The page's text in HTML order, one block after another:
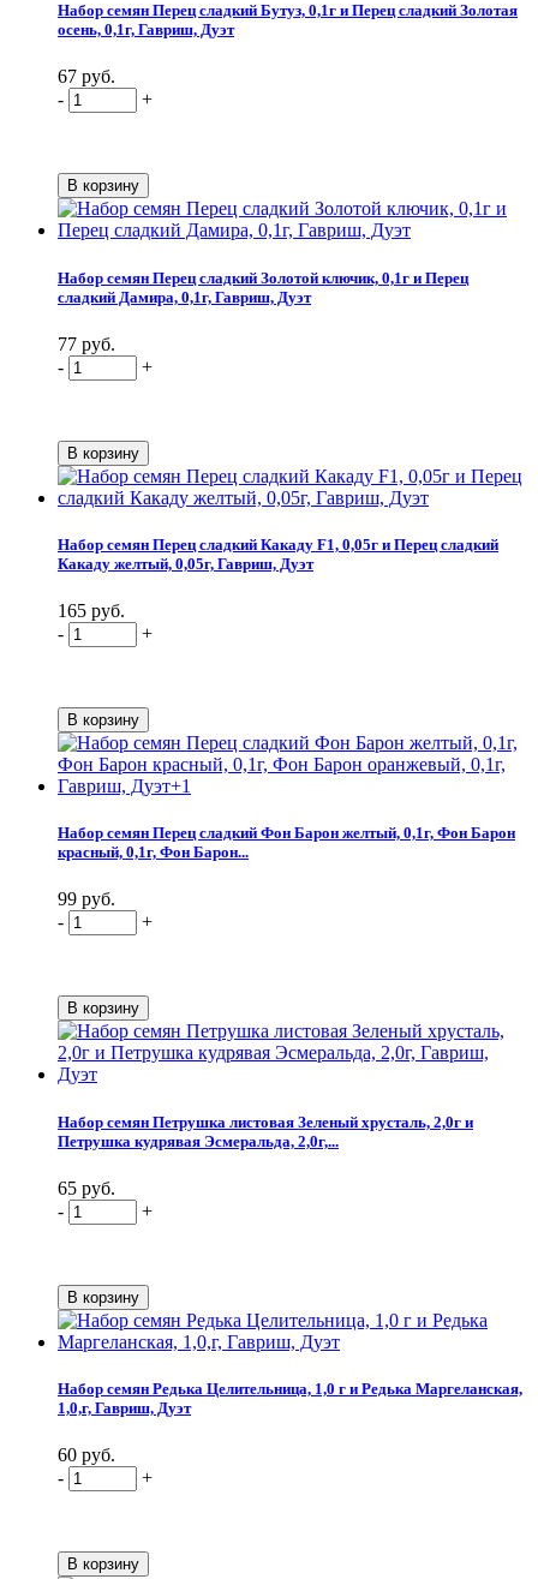
Набор семян Перец сладкий Бутуз, 0,1г и Перец сладкий Золотая
осень, 0,1г, Гавриш, Дуэт
67 руб.
-
+
Набор семян Перец сладкий Золотой ключик, 0,1г и Перец
сладкий Дамира, 0,1г, Гавриш, Дуэт
77 руб.
-
+
Набор семян Перец сладкий Какаду F1, 0,05г и Перец сладкий
Какаду желтый, 0,05г, Гавриш, Дуэт
165 руб.
-
+
Набор семян Перец сладкий Фон Барон желтый, 0,1г, Фон Барон
красный, 0,1г, Фон Барон...
99 руб.
-
+
Набор семян Петрушка листовая Зеленый хрусталь, 2,0г и
Петрушка кудрявая Эсмеральда, 2,0г,...
65 руб.
-
+
Набор семян Редька Целительница, 1,0 г и Редька Маргеланская,
1,0,г, Гавриш, Дуэт
60 руб.
-
+